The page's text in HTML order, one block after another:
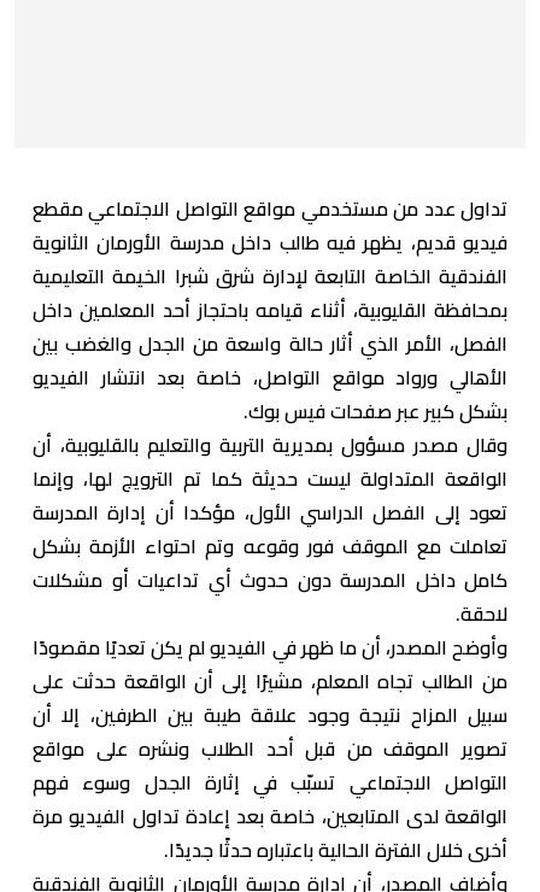
تداول عدد من مستخدمي مواقع التواصل الاجتماعي مقطع
فيديو قديم، يظهر فيه طالب داخل مدرسة الأورمان الثانوية
الفندقية الخاصة التابعة لإدارة شرق شبرا الخيمة التعليمية
بمحافظة القليوبية، أثناء قيامه باحتجاز أحد المعلمين داخل
الفصل، الأمر الذي أثار حالة واسعة من الجدل والغضب بين
الأهالي ورواد مواقع التواصل، خاصة بعد انتشار الفيديو
بشكل كبير عبر صفحات فيس بوك.
وقال مصدر مسؤول بمديرية التربية والتعليم بالقليوبية، أن
الواقعة المتداولة ليست حديثة كما تم الترويج لها، وإنما
تعود إلى الفصل الدراسي الأول، مؤكدا أن إدارة المدرسة
تعاملت مع الموقف فور وقوعه وتم احتواء الأزمة بشكل
كامل داخل المدرسة دون حدوث أي تداعيات أو مشكلات
لاحقة.
وأوضح المصدر، أن ما ظهر في الفيديو لم يكن تعديًا مقصودًا
من الطالب تجاه المعلم، مشيرًا إلى أن الواقعة حدثت على
سبيل المزاح نتيجة وجود علاقة طيبة بين الطرفين، إلا أن
تصوير الموقف من قبل أحد الطلاب ونشره على مواقع
التواصل الاجتماعي تسبّب في إثارة الجدل وسوء فهم
الواقعة لدى المتابعين، خاصة بعد إعادة تداول الفيديو مرة
أخرى خلال الفترة الحالية باعتباره حدثًا جديدًا.
وأضاف المصدر، أن إدارة مدرسة الأورمان الثانوية الفندقية